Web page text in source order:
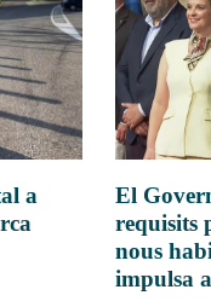
a
El
requisits
nous
impulsa